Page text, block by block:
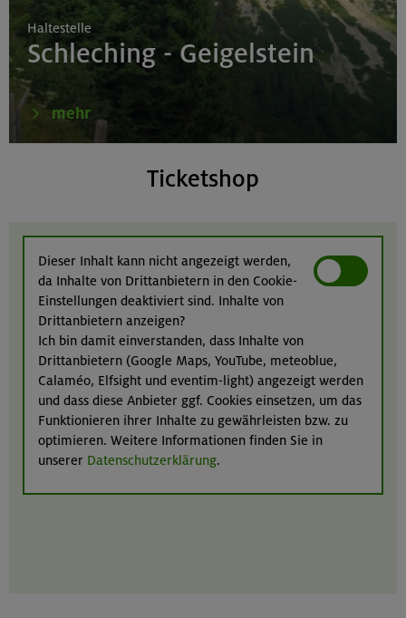
Haltestelle
Schleching - Geigelstein
mehr
Ticketshop
Dieser Inhalt kann nicht angezeigt werden,
da Inhalte von Drittanbietern in den Cookie-
Einstellungen deaktiviert sind. Inhalte von
Drittanbietern anzeigen?
Ich bin damit einverstanden, dass Inhalte von
Drittanbietern (Google Maps, YouTube, meteoblue,
Calaméo, Elfsight und eventim-light) angezeigt werden
und dass diese Anbieter ggf. Cookies einsetzen, um das
Funktionieren ihrer Inhalte zu gewährleisten bzw. zu
optimieren. Weitere Informationen finden Sie in
unserer Datenschutzerklärung.